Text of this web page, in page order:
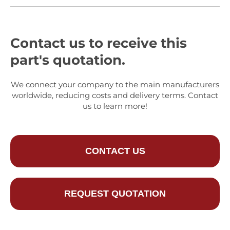
Contact us to receive this
part's quotation.
We connect your company to the main manufacturers
worldwide, reducing costs and delivery terms. Contact
us to learn more!
CONTACT US
REQUEST QUOTATION